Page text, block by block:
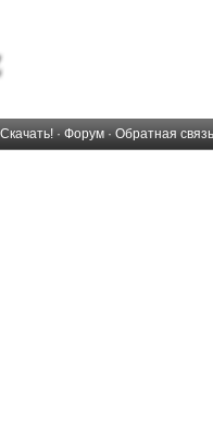
Скачать! · Форум · Обратная связь